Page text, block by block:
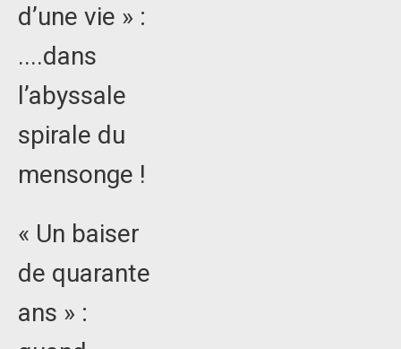
d’une vie » :
....dans
l’abyssale
spirale du
mensonge !
« Un baiser
de quarante
ans » :